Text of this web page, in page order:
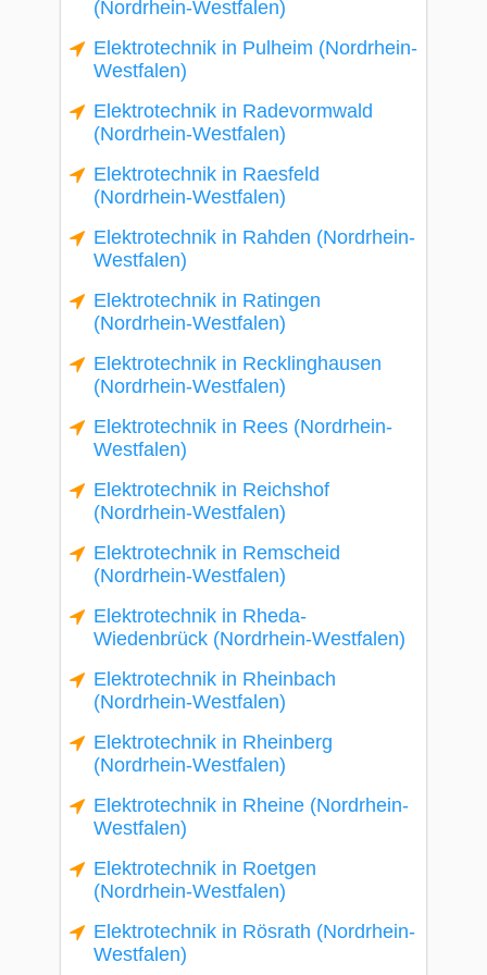
(Nordrhein-Westfalen)
Elektrotechnik in Pulheim (Nordrhein-
Westfalen)
Elektrotechnik in Radevormwald
(Nordrhein-Westfalen)
Elektrotechnik in Raesfeld
(Nordrhein-Westfalen)
Elektrotechnik in Rahden (Nordrhein-
Westfalen)
Elektrotechnik in Ratingen
(Nordrhein-Westfalen)
Elektrotechnik in Recklinghausen
(Nordrhein-Westfalen)
Elektrotechnik in Rees (Nordrhein-
Westfalen)
Elektrotechnik in Reichshof
(Nordrhein-Westfalen)
Elektrotechnik in Remscheid
(Nordrhein-Westfalen)
Elektrotechnik in Rheda-
Wiedenbrück (Nordrhein-Westfalen)
Elektrotechnik in Rheinbach
(Nordrhein-Westfalen)
Elektrotechnik in Rheinberg
(Nordrhein-Westfalen)
Elektrotechnik in Rheine (Nordrhein-
Westfalen)
Elektrotechnik in Roetgen
(Nordrhein-Westfalen)
Elektrotechnik in Rösrath (Nordrhein-
Westfalen)